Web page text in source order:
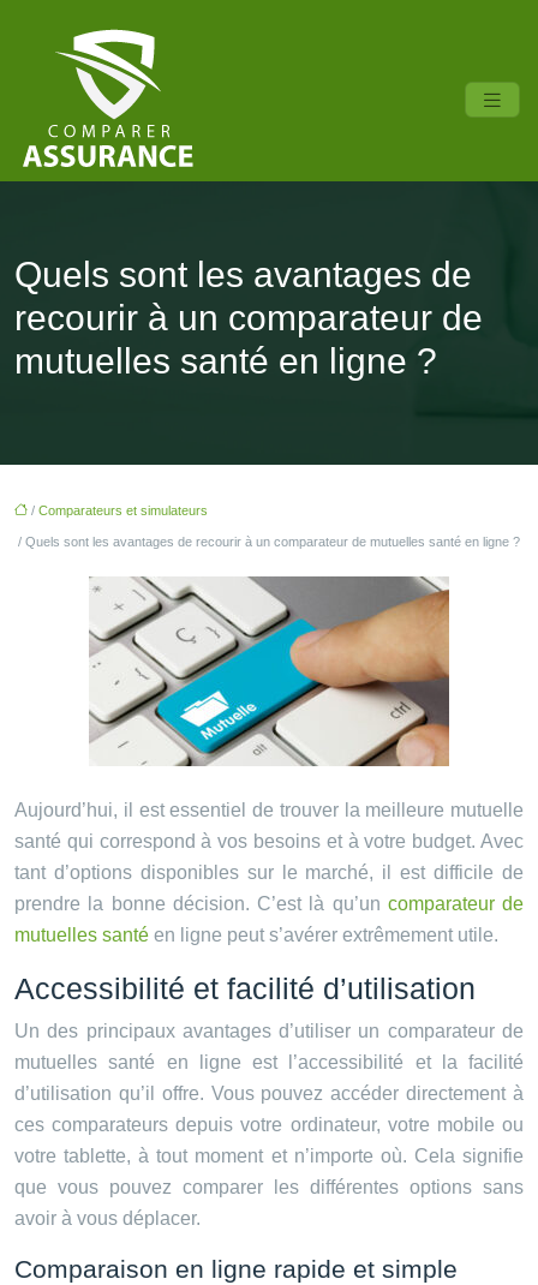
Quels sont les avantages de
recourir à un comparateur de
mutuelles santé en ligne ?
/ Comparateurs et simulateurs
/ Quels sont les avantages de recourir à un comparateur de mutuelles santé en ligne ?
Aujourd’hui, il est essentiel de trouver la meilleure mutuelle
santé qui correspond à vos besoins et à votre budget. Avec
tant d’options disponibles sur le marché, il est difficile de
prendre la bonne décision. C’est là qu’un comparateur de
mutuelles santé en ligne peut s’avérer extrêmement utile.
Accessibilité et facilité d’utilisation
Un des principaux avantages d’utiliser un comparateur de
mutuelles santé en ligne est l’accessibilité et la facilité
d’utilisation qu’il offre. Vous pouvez accéder directement à
ces comparateurs depuis votre ordinateur, votre mobile ou
votre tablette, à tout moment et n’importe où. Cela signifie
que vous pouvez comparer les différentes options sans
avoir à vous déplacer.
Comparaison en ligne rapide et simple